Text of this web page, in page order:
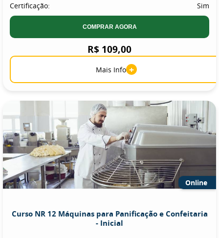
Certificação:
Sim
COMPRAR AGORA
R$ 109,00
Mais Info +
Online
Curso NR 12 Máquinas para Panificação e Confeitaria
- Inicial